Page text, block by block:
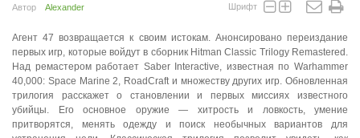
Автор
Alexander Шрифт
Агент 47 возвращается к своим истокам. Анонсировано переиздание
первых игр, которые войдут в сборник Hitman Classic Trilogy Remastered.
Над ремастером работает Saber Interactive, известная по Warhammer
40,000: Space Marine 2, RoadCraft и множеству других игр. Обновленная
трилогия расскажет о становлении и первых миссиях известного
убийцы. Его основное оружие — хитрость и ловкость, умение
притворятся, менять одежду и поиск необычных вариантов для